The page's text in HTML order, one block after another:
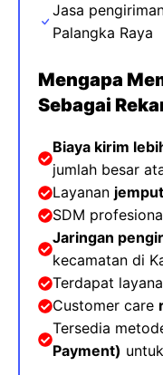
Jasa
Palangka Raya
Mengapa
Sebagai
Biaya kirim
jumlah besar
Layanan
SDM
Jaringan
kecamatan di
Terdapat
Customer care
Tersedia
Payment)